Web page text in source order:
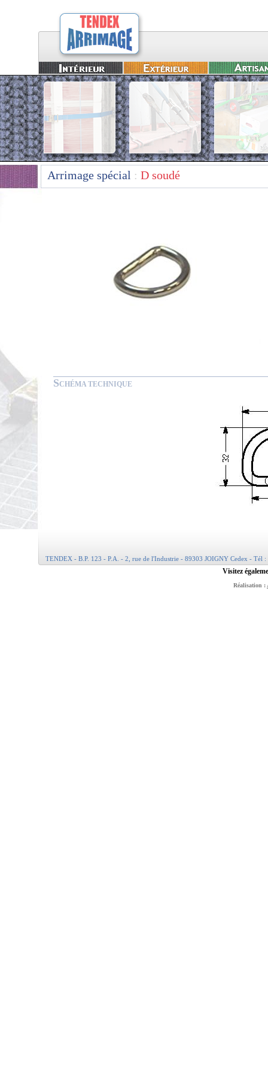
Arrimage spécial : D soudé
SCHÉMA TECHNIQUE
TENDEX - B.P. 123 - P.A. - 2, rue de l'Industrie - 89303 JOIGNY Cedex - Tél
Visitez
Réalisation :